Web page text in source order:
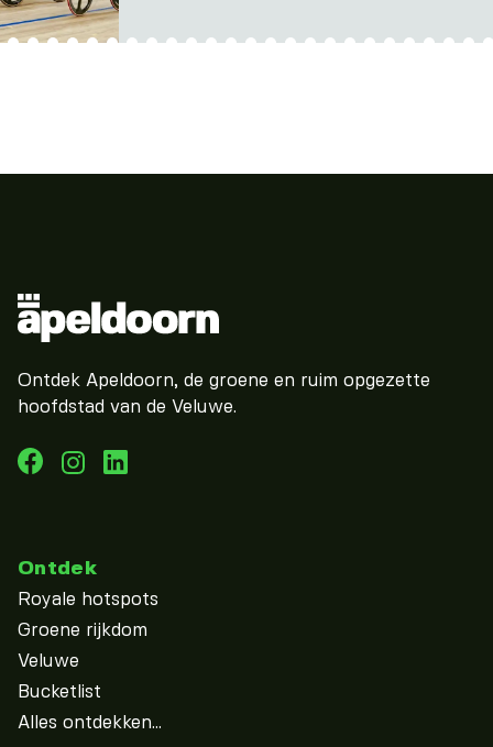
Ontdek Apeldoorn, de groene en ruim opgezette
hoofdstad van de Veluwe.
Ontdek
Royale hotspots
Groene rijkdom
Veluwe
Bucketlist
Alles ontdekken...